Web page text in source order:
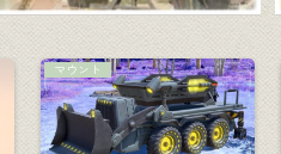
マウント